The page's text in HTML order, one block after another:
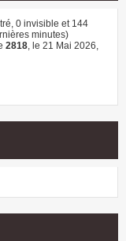
0 invisible et 144
minutes)
2818, le 21 Mai 2026,